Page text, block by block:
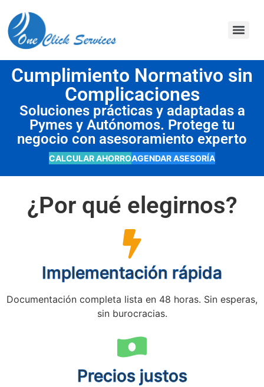
Cumplimiento Normativo sin
Complicaciones
Soluciones prácticas y adaptadas a
Pymes y Autónomos. Protege tu
negocio con asesoramiento experto
CALCULAR AHORROAGENDAR ASESORÍA
¿Por qué elegirnos?
Implementación rápida
Documentación completa lista en 48 horas. Sin esperas,
sin burocracias.
Precios justos